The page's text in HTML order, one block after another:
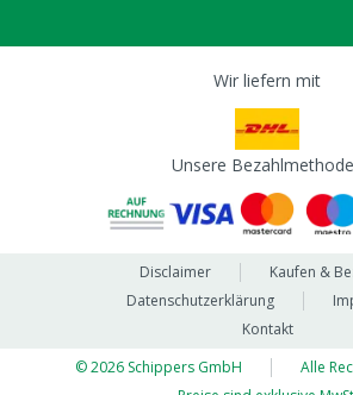
Wir liefern mit
Unsere
Disclaimer
Kaufen &
Datenschutzerklärung
Kontakt
© 2026 Schippers GmbH
Alle